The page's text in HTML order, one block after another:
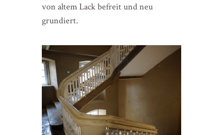
von altem Lack befreit und neu
grundiert.